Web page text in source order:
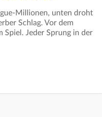
Millionen, unten droht
Schlag. Vor dem
Spiel. Jeder Sprung in der